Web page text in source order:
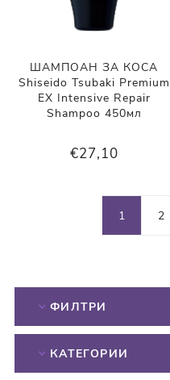
ШАМПОАН ЗА КОСА
Shiseido Tsubaki Premium
EX Intensive Repair
Shampoo 450мл
€27,10
1 2
ФИЛТРИ
КАТЕГОРИИ